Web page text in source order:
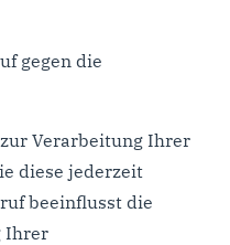
gegen die
Verarbeitung Ihrer
diese jederzeit
beeinflusst die
Ihrer